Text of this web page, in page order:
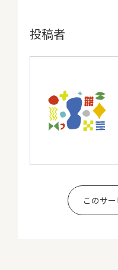
投稿者
このサ